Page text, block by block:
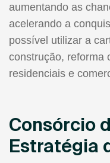
aumentando as
acelerando a
possível utilizar a
construção, reforma
residenciais e
Consórcio
Estratégia